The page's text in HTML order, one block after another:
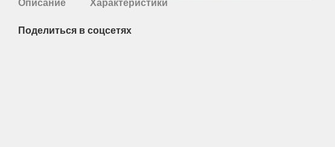
Описание Характеристики
Поделиться в соцсетях